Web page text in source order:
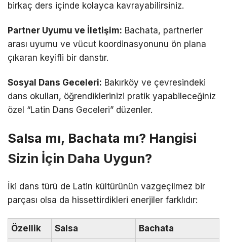
birkaç ders içinde kolayca kavrayabilirsiniz.
Partner Uyumu ve İletişim: Bachata, partnerler
arası uyumu ve vücut koordinasyonunu ön plana
çıkaran keyifli bir danstır.
Sosyal Dans Geceleri: Bakırköy ve çevresindeki
dans okulları, öğrendiklerinizi pratik yapabileceğiniz
özel “Latin Dans Geceleri” düzenler.
Salsa mı, Bachata mı? Hangisi
Sizin İçin Daha Uygun?
İki dans türü de Latin kültürünün vazgeçilmez bir
parçası olsa da hissettirdikleri enerjiler farklıdır:
Özellik Salsa
Bachata